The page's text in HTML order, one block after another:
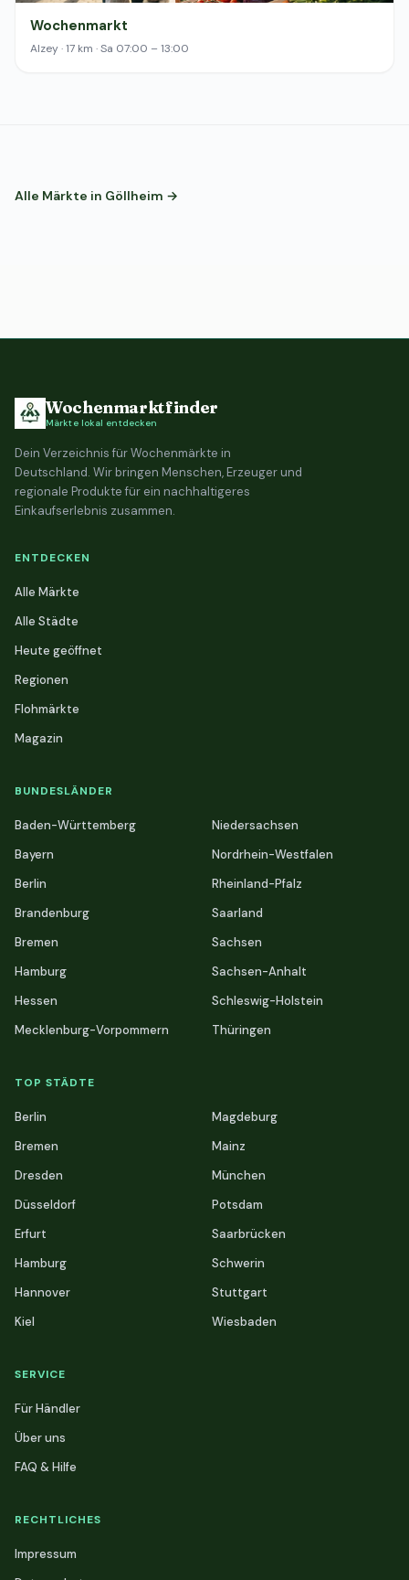
Wochenmarkt
Alzey · 17 km · Sa 07:00 – 13:00
Alle Märkte in Göllheim →
Wochenmarktfinder
Märkte lokal entdecken
Dein Verzeichnis für Wochenmärkte in
Deutschland. Wir bringen Menschen, Erzeuger und
regionale Produkte für ein nachhaltigeres
Einkaufserlebnis zusammen.
ENTDECKEN
Alle Märkte
Alle Städte
Heute geöffnet
Regionen
Flohmärkte
Magazin
BUNDESLÄNDER
Baden-Württemberg
Bayern
Berlin
Brandenburg
Bremen
Hamburg
Hessen
Mecklenburg-Vorpommern
Niedersachsen
Nordrhein-Westfalen
Rheinland-Pfalz
Saarland
Sachsen
Sachsen-Anhalt
Schleswig-Holstein
Thüringen
TOP STÄDTE
Berlin
Bremen
Dresden
Düsseldorf
Erfurt
Hamburg
Hannover
Kiel
Magdeburg
Mainz
München
Potsdam
Saarbrücken
Schwerin
Stuttgart
Wiesbaden
SERVICE
Für Händler
Über uns
FAQ & Hilfe
RECHTLICHES
Impressum